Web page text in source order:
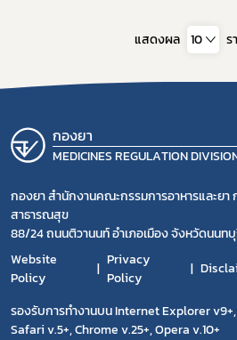
แสดงผล 10 ร
กองยา
MEDICINES REGULATION
กองยา สำนักงานคณะกรรมการอาหารและยา
สาธารณสุข
88/24 ถนนติวานนท์ อำเภอเมือง จังหวัดนนทบุ
Website
Policy
Privacy
Policy
รองรับการทำงานบน Internet Explorer
Safari v.5+, Chrome v.25+, Opera v.10+